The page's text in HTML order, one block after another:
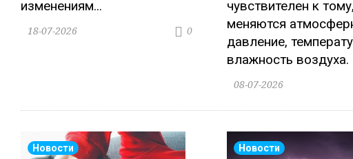
изменениям...
0
18-07-2026
чувствителен к
меняются
давление,
влажность воздуха.
08-07-2026
Новости Новости